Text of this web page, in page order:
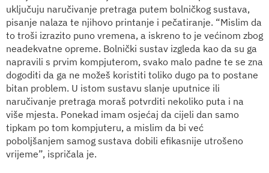
uključuju naručivanje pretraga putem bolničkog sustava,
pisanje nalaza te njihovo printanje i pečatiranje. “Mislim da
to troši izrazito puno vremena, a iskreno to je većinom zbog
neadekvatne opreme. Bolnički sustav izgleda kao da su ga
napravili s prvim kompjuterom, svako malo padne te se zna
dogoditi da ga ne možeš koristiti toliko dugo pa to postane
bitan problem. U istom sustavu slanje uputnice ili
naručivanje pretraga moraš potvrditi nekoliko puta i na
više mjesta. Ponekad imam osjećaj da cijeli dan samo
tipkam po tom kompjuteru, a mislim da bi već
poboljšanjem samog sustava dobili efikasnije utrošeno
vrijeme”, ispričala je.